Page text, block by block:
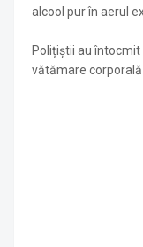
alcool pur în aerul
Polițiștii au
vătămare corporală